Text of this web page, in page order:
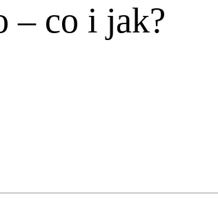
– co i jak?